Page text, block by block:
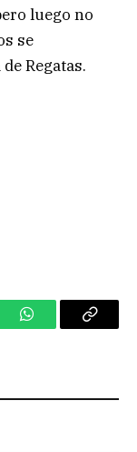
luego no
se
Regatas.
WhatsAppCopy